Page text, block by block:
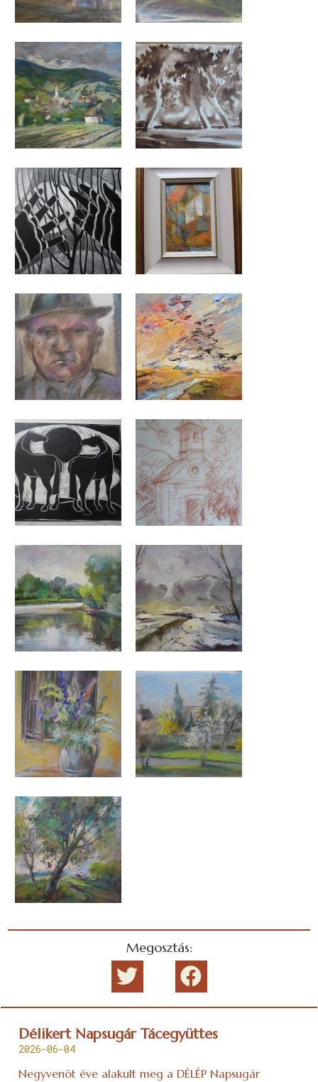
Megosztás:
Délikert Napsugár Tácegyüttes
2026-06-04
Negyvenöt éve alakult meg a DÉLÉP Napsugár